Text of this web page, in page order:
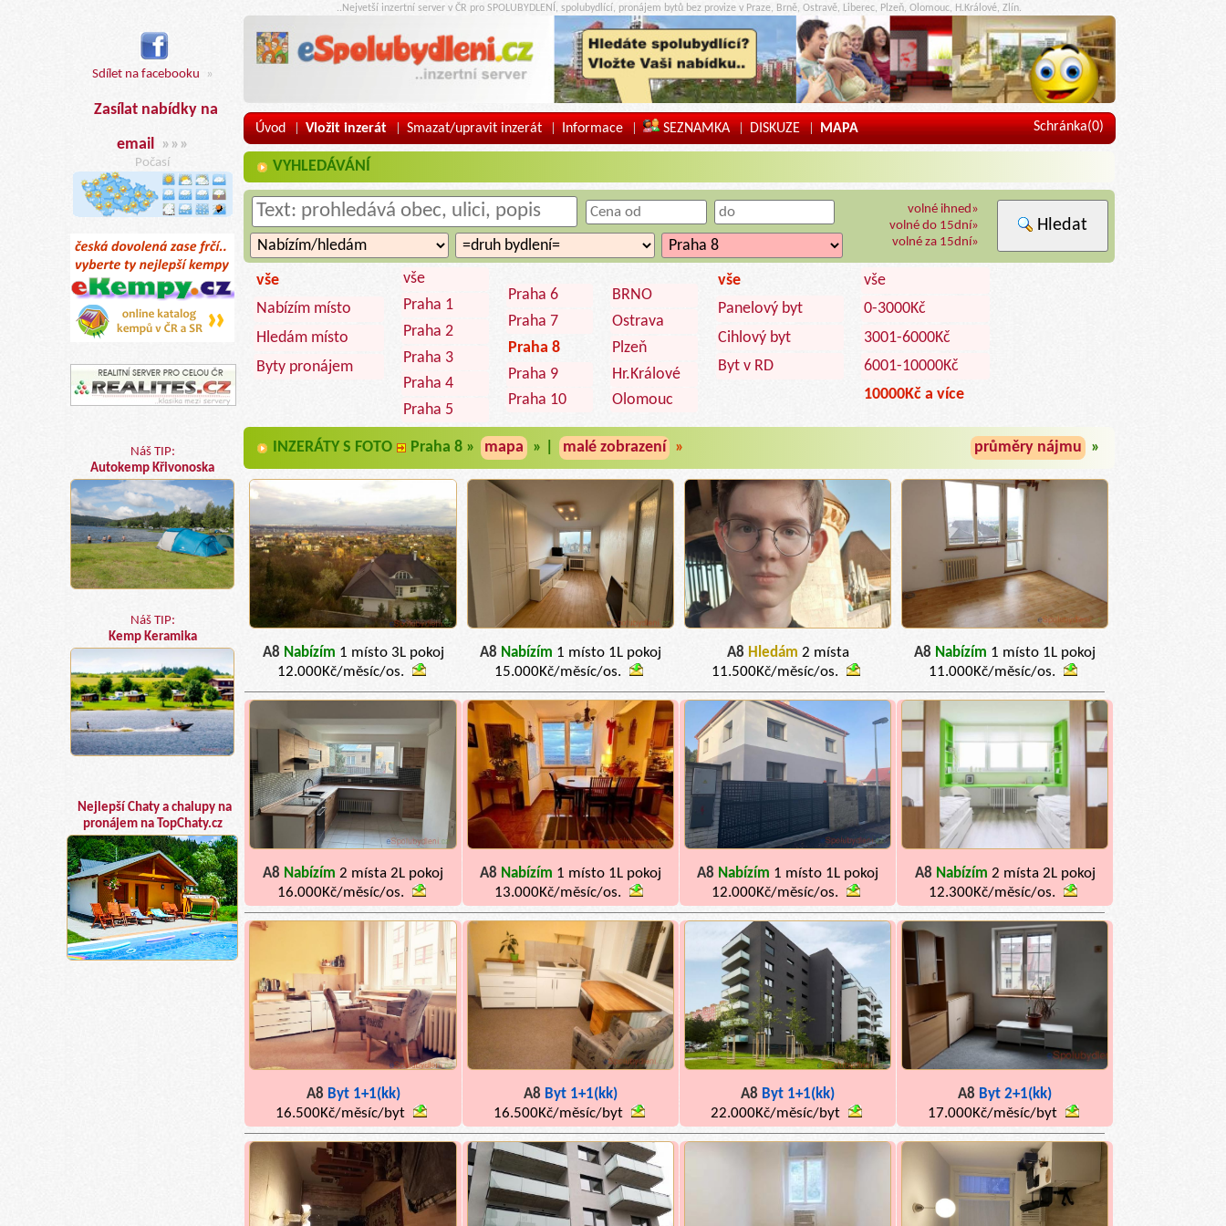
Sdílet na facebooku »
Zasílat nabídky na
email »»»
Počasí
Náš TIP:
Autokemp Křivonoska
Náš TIP:
Kemp Keramika
Nejlepší Chaty a chalupy na
pronájem na TopChaty.cz
..Nejvetší inzertní server v ČR pro SPOLUBYDLENÍ, spolubydlící, pronájem bytů bez provize v Praze, Brně, Ostravě, Liberec, Plzeň, Olomouc, H.Králové, Zlín.
Úvod | Vložit inzerát | Smazat/upravit inzerát | Informace | SEZNAMKA | DISKUZE | MAPA Schránka(0)
VYHLEDÁVÁNÍ
volné ihned»
volné do 15dní»
volné za 15dní»
Hledat
vše
Nabízím místo
Hledám místo
Byty pronájem
vše
Praha 1
Praha 2
Praha 3
Praha 4
Praha 5
Praha 6
Praha 7
Praha 8
Praha 9
Praha 10
BRNO
Ostrava
Plzeň
Hr.Králové
Olomouc
vše
Panelový byt
Cihlový byt
Byt v RD
vše
0-3000Kč
3001-6000Kč
6001-10000Kč
10000Kč a více
INZERÁTY S FOTO Praha 8 » mapa » | malé zobrazení » průměry nájmu »
A8 Nabízím 1 místo 3L pokoj
12.000Kč/měsíc/os.
A8 Nabízím 1 místo 1L pokoj
15.000Kč/měsíc/os.
A8 Hledám 2 místa
11.500Kč/měsíc/os.
A8 Nabízím 1 místo 1L pokoj
11.000Kč/měsíc/os.
A8 Nabízím 2 místa 2L pokoj
16.000Kč/měsíc/os.
A8 Nabízím 1 místo 1L pokoj
13.000Kč/měsíc/os.
A8 Nabízím 1 místo 1L pokoj
12.000Kč/měsíc/os.
A8 Nabízím 2 místa 2L pokoj
12.300Kč/měsíc/os.
A8 Byt 1+1(kk)
16.500Kč/měsíc/byt
A8 Byt 1+1(kk)
16.500Kč/měsíc/byt
A8 Byt 1+1(kk)
22.000Kč/měsíc/byt
A8 Byt 2+1(kk)
17.000Kč/měsíc/byt